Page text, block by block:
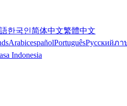
한국인简体中文繁體中文
ArabicespañolPortuguêsРусскийภา
Indonesia